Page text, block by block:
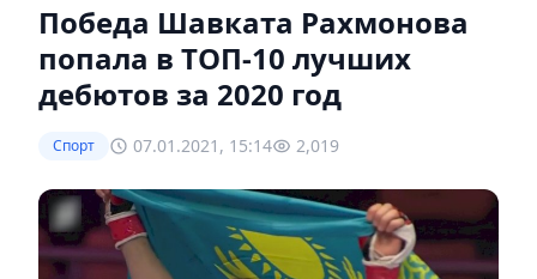
Победа Шавката Рахмонова
попала в ТОП-10 лучших
дебютов за 2020 год
Спорт 07.01.2021, 15:14 2,019